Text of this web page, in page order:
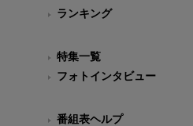
ランキング
特集一覧
フォトインタビュー
番組表ヘルプ